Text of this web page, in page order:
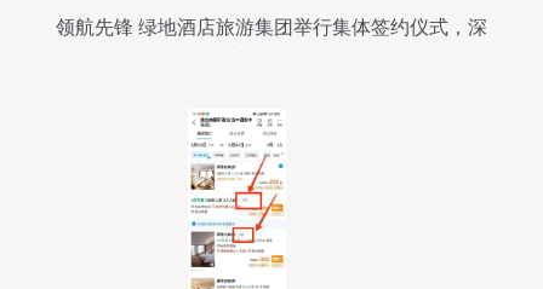
领航先锋 绿地酒店旅游集团举行集体签约仪式，深